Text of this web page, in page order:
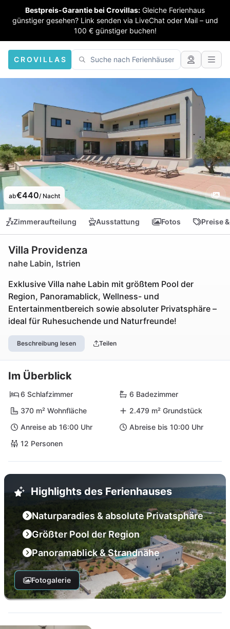
Bestpreis-Garantie bei Crovillas: Gleiche Ferienhaus
günstiger gesehen? Link senden via LiveChat oder Mail – und
100 € günstiger buchen!
CROVILLAS
ab€440/ Nacht
Zimmeraufteilung Ausstattung Fotos Preise
Villa Providenza
nahe Labin, Istrien
Exklusive Villa nahe Labin mit größtem Pool der
Region, Panoramablick, Wellness- und
Entertainmentbereich sowie absoluter Privatsphäre –
ideal für Ruhesuchende und Naturfreunde!
Beschreibung lesen Teilen
Im Überblick
6 Schlafzimmer
6 Badezimmer
370 m² Wohnfläche
2.479 m² Grundstück
Anreise ab 16:00 Uhr
Abreise bis 10:00 Uhr
12 Personen
Highlights des Ferienhauses
Naturparadies & absolute Privatsphäre
Größter Pool der Region
Panoramablick & Strandnähe
Fotogalerie